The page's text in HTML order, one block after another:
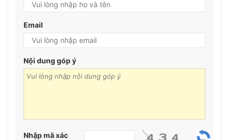
Email
Nội dung góp ý
Nhập mã xác